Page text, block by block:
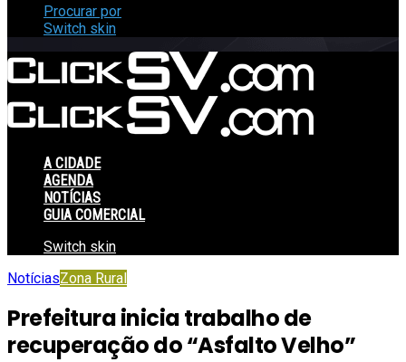
Procurar por
Switch skin
A CIDADE
AGENDA
NOTÍCIAS
GUIA COMERCIAL
Switch skin
NotíciasZona Rural
Prefeitura inicia trabalho de
recuperação do “Asfalto Velho”